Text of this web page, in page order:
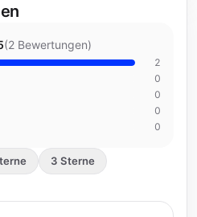
(2 Bewertungen)
2
0
0
0
0
3 Sterne